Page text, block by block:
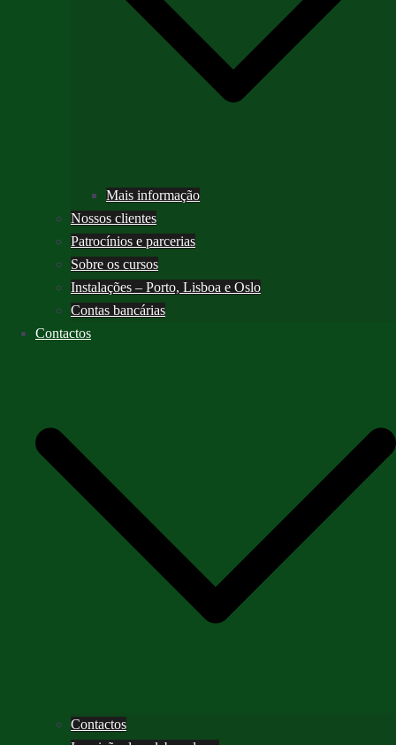
Mais informação
Nossos clientes
Patrocínios e parcerias
Sobre os cursos
Instalações – Porto, Lisboa e Oslo
Contas bancárias
Contactos
Contactos